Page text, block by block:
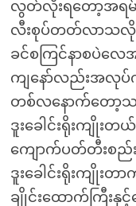
လွတ်လိုးရတော့အရမ်
လီးစုပ်တတ်လာသလိုဖ
ခင်စကြင်နာစပဲလေ
ကျနော်လည်းအလုပ်ကငွ
တစ်လနောက်တော့သ
ဒူးခေါင်းရိုးကျိုးတ
ကျောက်ပတ်တီးစည်
ဒူးခေါင်းရိုးကျိုးတ
ချိုင်းထောက်ကြီး